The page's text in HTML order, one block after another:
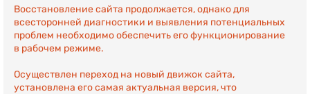
Восстановление сайта продолжается, однако для
всесторонней диагностики и выявления потенциальных
проблем необходимо обеспечить его функционирование
в рабочем режиме.
Осуществлен переход на новый движок сайта,
установлена его самая актуальная версия, что